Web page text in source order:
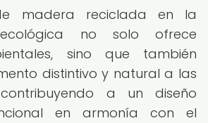
madera reciclada en la
no solo ofrece
sino que también
distintivo y natural a las
contribuyendo a un diseño
en armonía con el